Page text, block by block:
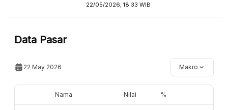
22/05/2026, 18:33 WIB
Data Pasar
22 May 2026 Makro
Nama Nilai %